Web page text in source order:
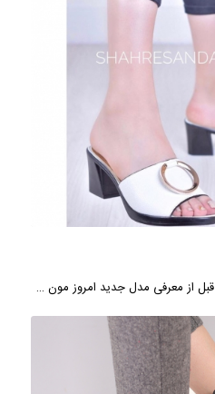
قبل از معرفی مدل جدید امروز مون …